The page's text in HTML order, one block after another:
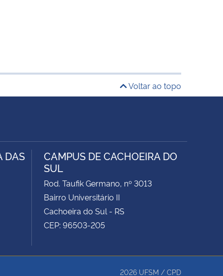
Voltar ao topo
DAS
CAMPUS DE CACHOEIRA DO
SUL
Rod. Taufik Germano, nº 3013
Bairro Universitário II
Cachoeira do Sul - RS
CEP: 96503-205
2026 UFSM / CPD